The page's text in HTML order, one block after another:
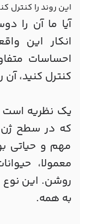
این روند را کنترل
آیا ما آن را
انکار این
احساسات
کنترل کنید،
یک نظریه است
که در سطح ژن
مهم و حیاتی
معمولا،
روشن. این نوع
به همه.